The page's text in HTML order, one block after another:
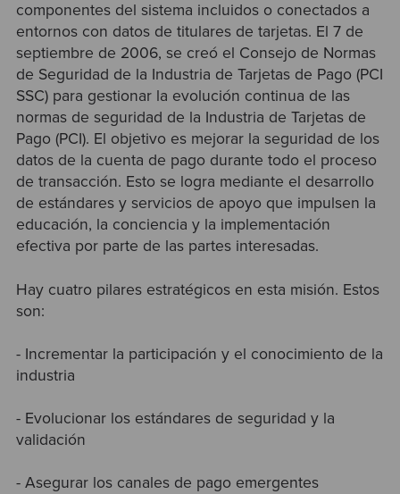
componentes del sistema incluidos o conectados a
entornos con datos de titulares de tarjetas. El 7 de
septiembre de 2006, se creó el Consejo de Normas
de Seguridad de la Industria de Tarjetas de Pago (PCI
SSC) para gestionar la evolución continua de las
normas de seguridad de la Industria de Tarjetas de
Pago (PCI). El objetivo es mejorar la seguridad de los
datos de la cuenta de pago durante todo el proceso
de transacción. Esto se logra mediante el desarrollo
de estándares y servicios de apoyo que impulsen la
educación, la conciencia y la implementación
efectiva por parte de las partes interesadas.
Hay cuatro pilares estratégicos en esta misión. Estos
son:
- Incrementar la participación y el conocimiento de la
industria
- Evolucionar los estándares de seguridad y la
validación
- Asegurar los canales de pago emergentes